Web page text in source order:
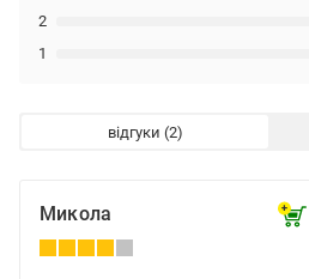
1
2
відгуки
Микола